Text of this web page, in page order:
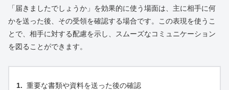
「届きましたでしょうか」を効果的に使う場面は、主に相手に何
かを送った後、その受領を確認する場合です。この表現を使うこ
とで、相手に対する配慮を示し、スムーズなコミュニケーション
を図ることができます。
重要な書類や資料を送った後の確認